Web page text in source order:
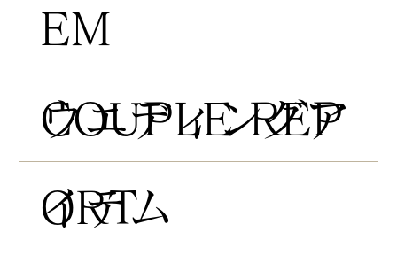
COUPLE REP
ORT
EM
​ウエディングア
イテム